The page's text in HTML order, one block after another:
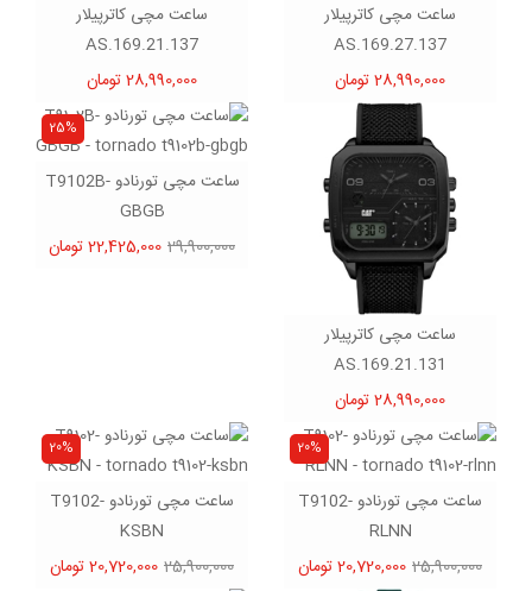
ساعت مچی کاترپیلار
AS.169.27.137
28,990,000 تومان
ساعت مچی کاترپیلار
AS.169.21.137
28,990,000 تومان
ساعت مچی کاترپیلار
AS.169.21.131
28,990,000 تومان
25%
ساعت مچی تورنادو T9102B-
GBGB
29,900,000 22,425,000 تومان
20%
ساعت مچی تورنادو T9102-
RLNN
25,900,000 20,720,000 تومان
20%
ساعت مچی تورنادو T9102-
KSBN
25,900,000 20,720,000 تومان